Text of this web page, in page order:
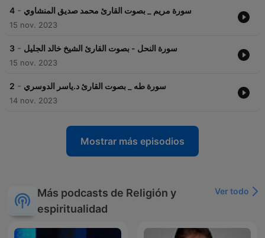
4 - سورة مريم _ بصوت القارئ محمد صديق المنشاوي
15 nov. 2023
3 - سورة النحل - بصوت القارئ الشيخ خالد الجليل
15 nov. 2023
2 - سورة طه _ بصوت القارئ د.ياسر الدوسري
14 nov. 2023
Mostrar más episodios
Más podcasts de Religión y
espiritualidad
Ver todo